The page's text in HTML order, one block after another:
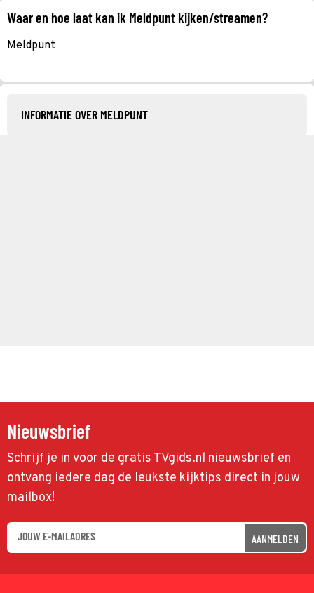
Waar en hoe laat kan ik Meldpunt kijken/streamen?
Meldpunt
INFORMATIE OVER MELDPUNT
Nieuwsbrief
Schrijf je in voor de gratis TVgids.nl nieuwsbrief en
ontvang iedere dag de leukste kijktips direct in jouw
mailbox!
AANMELDEN